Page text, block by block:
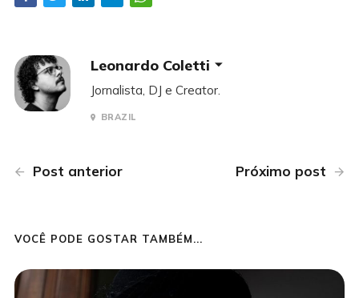
Leonardo Coletti
Jornalista, DJ e Creator.
BRAZIL
Post anterior Próximo post
VOCÊ PODE GOSTAR TAMBÉM...